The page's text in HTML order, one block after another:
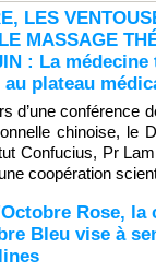
LES
MASSAGE
: La
plateau
d’une conférence
chinoise, le
Confucius, Pr
coopération
Rose, la
Bleu vise à